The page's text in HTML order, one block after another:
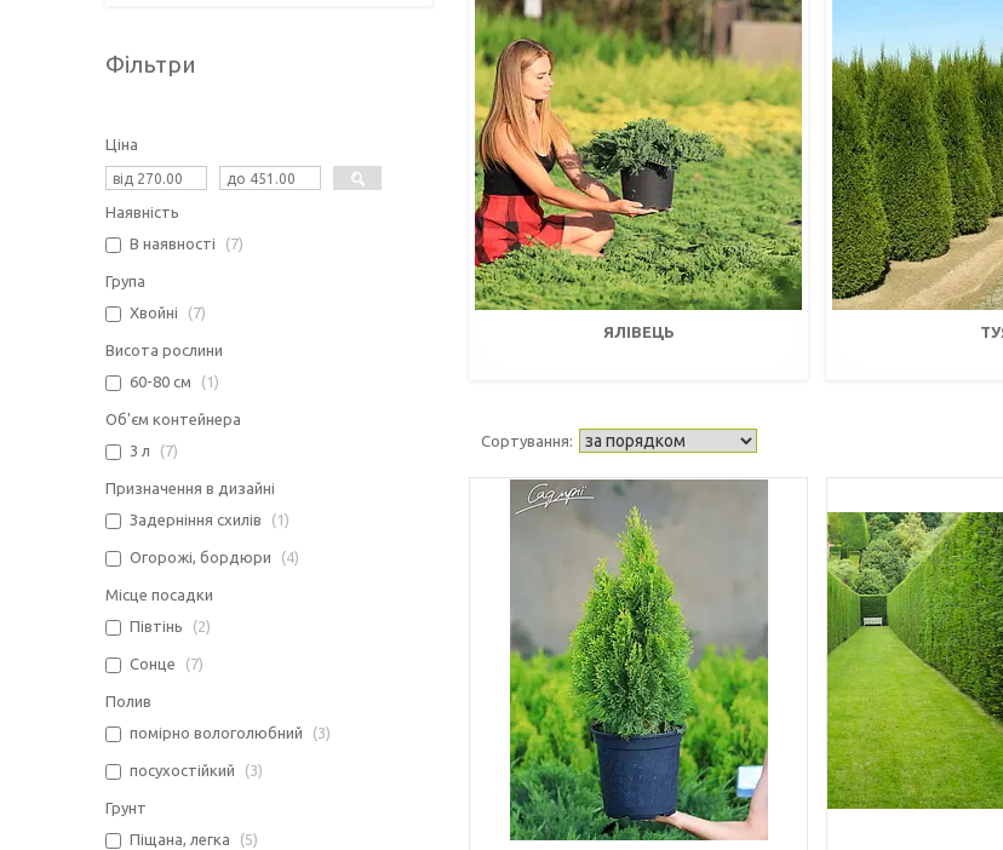
ЯЛІВЕЦЬ
Фільтри
Ціна
Наявність
В наявності
7
Група
Хвойні
7
Висота рослини
60-80 см
1
Об'єм контейнера
3 л
7
Призначення в дизайні
Задерніння схилів
1
Огорожі, бордюри 4
Місце посадки
Півтінь
2
Сонце 7
Полив
помірно вологолюбний
3
посухостійкий 3
Грунт
Піщана, легка
5